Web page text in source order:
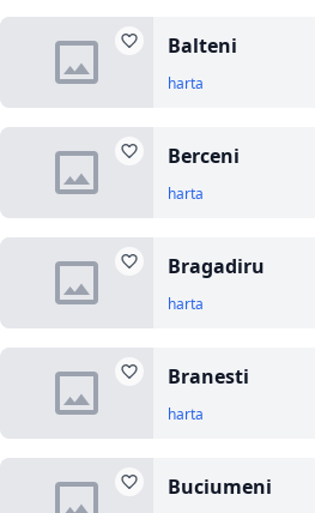
Balteni
harta
Berceni
harta
Bragadiru
harta
Branesti
harta
Buciumeni